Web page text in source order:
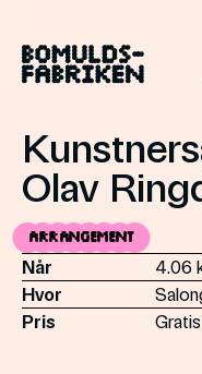
content
Olav
Arrangement
Når
4.06
Hvor
Pris